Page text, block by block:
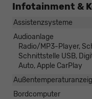
Infotainment &
Assistenzsysteme
Audioanlage
Radio/MP3-Player,
Schnittstelle USB,
Auto, Apple CarPlay
Bordcomputer